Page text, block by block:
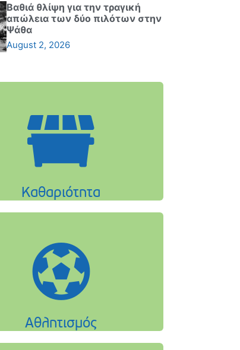
Βαθιά θλίψη για την τραγική
απώλεια των δύο πιλότων στην
Ψάθα
August 2, 2026